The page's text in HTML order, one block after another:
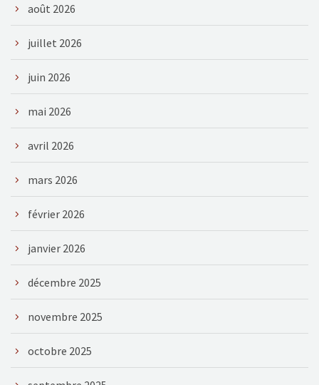
août 2026
juillet 2026
juin 2026
mai 2026
avril 2026
mars 2026
février 2026
janvier 2026
décembre 2025
novembre 2025
octobre 2025